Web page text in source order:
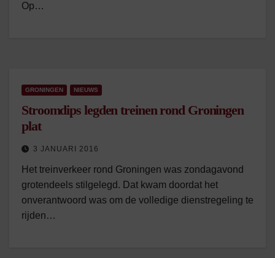
Op…
GRONINGEN NIEUWS
Stroomdips legden treinen rond Groningen
plat
3 JANUARI 2016
Het treinverkeer rond Groningen was zondagavond
grotendeels stilgelegd. Dat kwam doordat het
onverantwoord was om de volledige dienstregeling te
rijden…